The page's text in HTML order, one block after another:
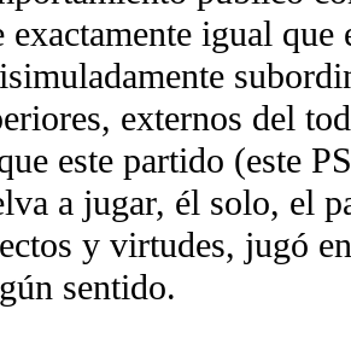
exactamente igual que
externos del
este partido (este
a jugar, él solo, el
y virtudes, jugó
sentido.